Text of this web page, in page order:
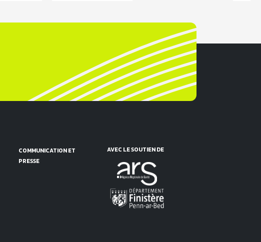
COMMUNICATION ET
PRESSE
AVEC LE SOUTIEN DE